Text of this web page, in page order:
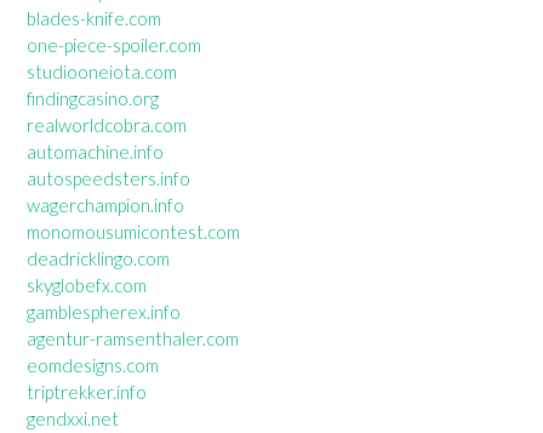
blades-knife.com
one-piece-spoiler.com
studiooneiota.com
findingcasino.org
realworldcobra.com
automachine.info
autospeedsters.info
wagerchampion.info
monomousumicontest.com
deadricklingo.com
skyglobefx.com
gamblespherex.info
agentur-ramsenthaler.com
eomdesigns.com
triptrekker.info
gendxxi.net